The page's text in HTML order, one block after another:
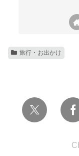
旅行・お出かけ